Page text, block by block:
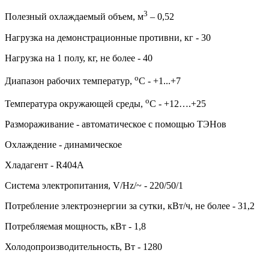
Полезный охлаждаемый объем, м3 – 0,52
Нагрузка на демонстрационные противни, кг - 30
Нагрузка на 1 полу, кг, не более - 40
Диапазон рабочих температур, оC - +1...+7
Температура окружающей среды, оС - +12….+25
Размораживание - автоматическое с помощью ТЭНов
Охлаждение - динамическое
Хладагент - R404A
Система электропитания, V/Hz/~ - 220/50/1
Потребление электроэнергии за сутки, кВт/ч, не более - 31,2
Потребляемая мощность, кВт - 1,8
Холодопроизводительность, Вт - 1280